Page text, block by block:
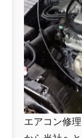
エアコン修